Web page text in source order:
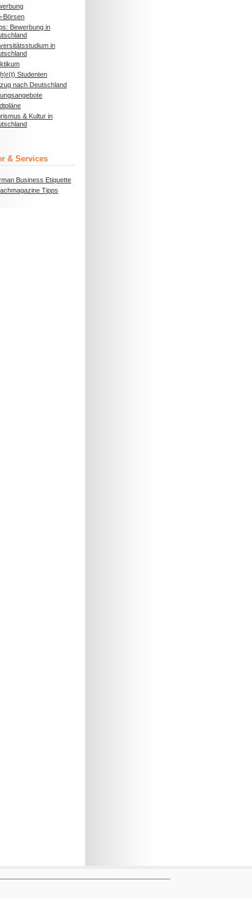
Börsen
Bewerbung in
in
Studenten
nach Deutschland
& Kultur in
& Services
Business Etiquette
Tipps